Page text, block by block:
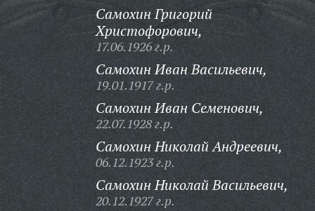
Самохин Григорий
Христофорович,
17.06.1926 г.р.
Самохин Иван Васильевич,
19.01.1917 г.р.
Самохин Иван Семенович,
22.07.1928 г.р.
Самохин Николай Андреевич,
06.12.1923 г.р.
Самохин Николай Васильевич,
20.12.1927 г.р.